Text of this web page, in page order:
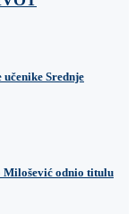
Srednje
Milošević odnio titulu